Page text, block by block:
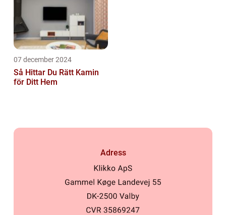
07 december 2024
Så Hittar Du Rätt Kamin
för Ditt Hem
Adress